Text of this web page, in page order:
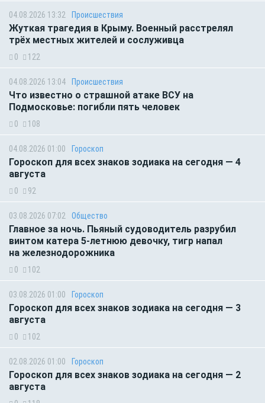
04.08.2026 13:32 Происшествия
Жуткая трагедия в Крыму. Военный расстрелял
трёх местных жителей и сослуживца
0 122
04.08.2026 13:04 Происшествия
Что известно о страшной атаке ВСУ на
Подмосковье: погибли пять человек
0 108
04.08.2026 01:00 Гороскоп
Гороскоп для всех знаков зодиака на сегодня — 4
августа
0 92
03.08.2026 07:02 Общество
Главное за ночь. Пьяный судоводитель разрубил
винтом катера 5-летнюю девочку, тигр напал
на железнодорожника
0 102
03.08.2026 01:00 Гороскоп
Гороскоп для всех знаков зодиака на сегодня — 3
августа
0 102
02.08.2026 01:00 Гороскоп
Гороскоп для всех знаков зодиака на сегодня — 2
августа